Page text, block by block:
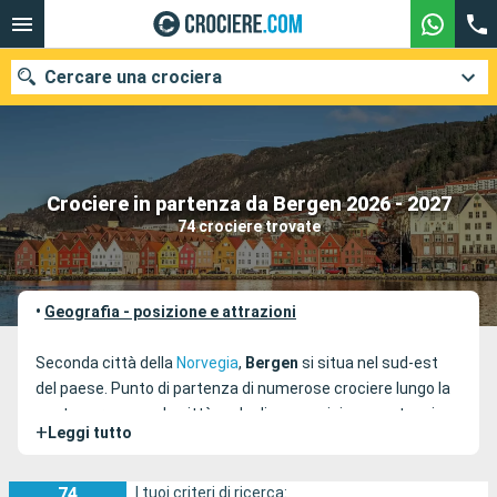
Crociere in partenza da Bergen 2026 - 2027
74 crociere trovate
Cercare una crociera
Le nostre destinazioni
Mesi di partenza
Porti Compagnie
Ricerca
• Geografia - posizione e attrazioni
Seconda città della Norvegia, Bergen si situa nel sud-est
del paese. Punto di partenza di numerose crociere lungo la
costa norvegese, la città gode di una posizione vantaggiosa
ai margini di una penisola delimitata dai fiordi. Oltre alla sua
storia. Membro della Lega anseatica, Bergen conosce dal XII
+ Leggi tutto
I tuoi criteri di ricerca: